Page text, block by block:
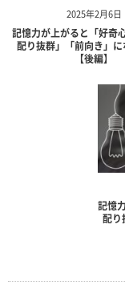
2025年2月6日
記憶力が上がると「好奇
配り抜群」「前向き」
【後編】
記憶
配り